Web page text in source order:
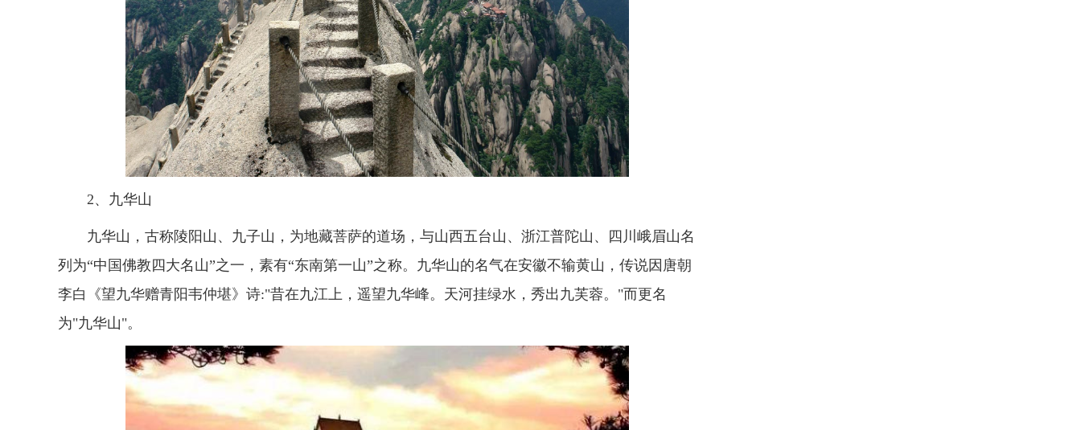
2、九华山
九华山，古称陵阳山、九子山，为地藏菩萨的道场，与山西五台山、浙江普陀山、四川峨眉山名
列为“中国佛教四大名山”之一，素有“东南第一山”之称。九华山的名气在安徽不输黄山，传说因唐朝
李白《望九华赠青阳韦仲堪》诗:"昔在九江上，遥望九华峰。天河挂绿水，秀出九芙蓉。"而更名
为"九华山"。